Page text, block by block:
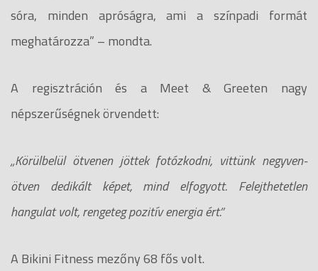
sóra, minden apróságra, ami a színpadi formát
meghatározza” – mondta.
A regisztráción és a Meet & Greeten nagy
népszerűségnek örvendett:
„Körülbelül ötvenen jöttek fotózkodni, vittünk negyven-
ötven dedikált képet, mind elfogyott. Felejthetetlen
hangulat volt, rengeteg pozitív energia ért.”
A Bikini Fitness mezőny 68 fős volt.